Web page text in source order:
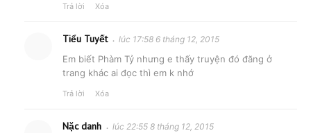
Trả lời Xóa
Tiểu Tuyết lúc 17:58 6 tháng 12, 2015
Em biết Phàm Tỷ nhưng e thấy truyện đó đăng ở
trang khác ai đọc thì em k nhớ
Trả lời Xóa
Nặc danh lúc 22:55 8 tháng 12, 2015